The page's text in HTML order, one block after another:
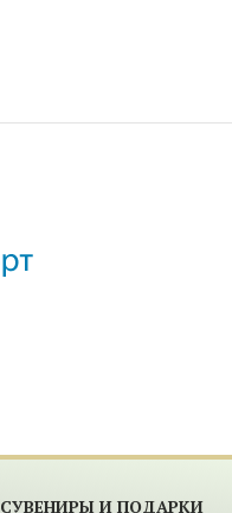
СУВЕНИРЫ И ПОДАРКИ